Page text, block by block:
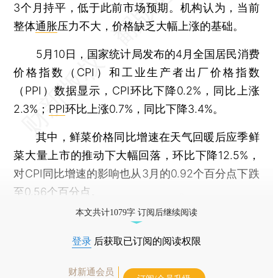
3个月持平，低于此前市场预期。机构认为，当前
整体通胀压力不大，价格缺乏大幅上涨的基础。
5月10日，国家统计局发布的4月全国居民消费
价格指数（CPI）和工业生产者出厂价格指数
（PPI）数据显示，CPI环比下降0.2%，同比上涨
2.3%； PPI环比上涨0.7%，同比下降3.4%。
其中，鲜菜价格同比增速在天气回暖后应季鲜
菜大量上市的推动下大幅回落，环比下降12.5%，
对CPI同比增速的影响也从3月的0.92个百分点下跌
至0.56个百分点。
本文共计1079字 订阅后继续阅读
登录 后获取已订阅的阅读权限
财新通会员